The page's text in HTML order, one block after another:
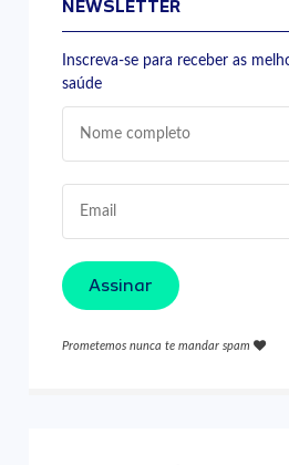
NEWSLETTER
Inscreva-se para receber as
saúde
Assinar
Prometemos nunca te mandar spam